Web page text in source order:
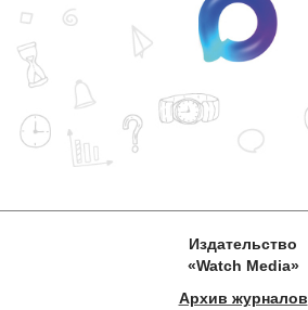
Издательство
«Watch Media»
Архив журналов